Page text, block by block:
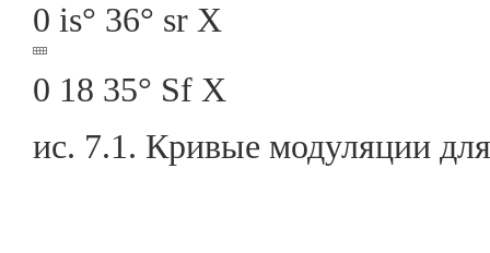
0 is° 36° sr X
0 18 35° Sf X
ис. 7.1. Кривые модуляции